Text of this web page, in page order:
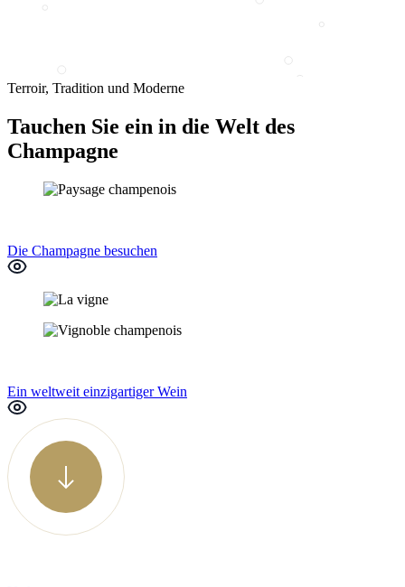
Terroir, Tradition und Moderne
Tauchen Sie ein in die Welt des
Champagne
Die Champagne besuchen
Ein weltweit einzigartiger Wein